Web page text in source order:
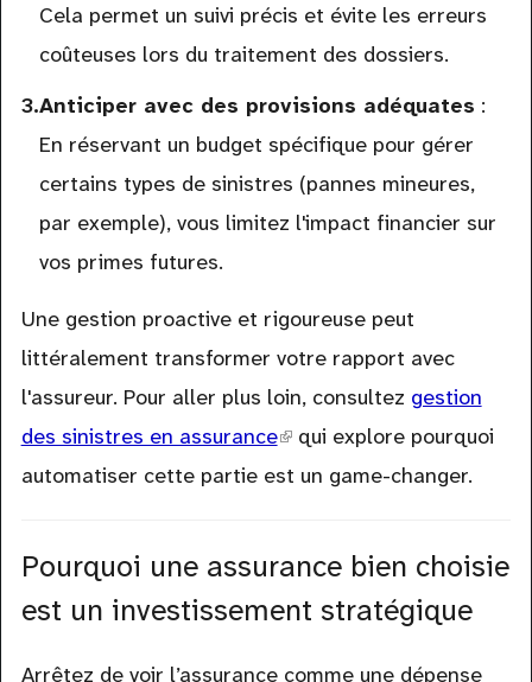
Cela permet un suivi précis et évite les erreurs
coûteuses lors du traitement des dossiers.
Anticiper avec des provisions adéquates :
En réservant un budget spécifique pour gérer
certains types de sinistres (pannes mineures,
par exemple), vous limitez l'impact financier sur
vos primes futures.
Une gestion proactive et rigoureuse peut
littéralement transformer votre rapport avec
l'assureur. Pour aller plus loin, consultez gestion
des sinistres en assurance(link
is
qui explore pourquoi
automatiser cette partie est un game-changer.
Pourquoi une assurance bien choisie
est un investissement stratégique
Arrêtez de voir l’assurance comme une dépense